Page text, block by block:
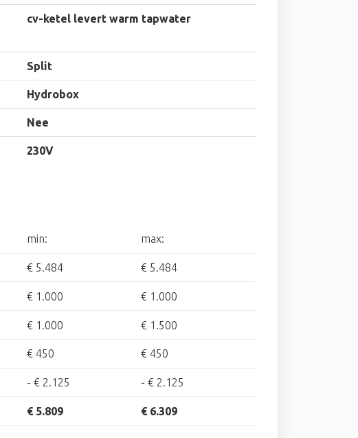
cv-ketel levert warm tapwater
Split
Hydrobox
Nee
230V
min: max:
€ 5.484 € 5.484
€ 1.000 € 1.000
€ 1.000 € 1.500
€ 450 € 450
- € 2.125 -€ 2.125
€ 5.809 € 6.309